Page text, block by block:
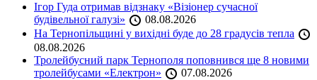
Ігор Гуда отримав відзнаку «Візіонер сучасної
будівельної галузі»
08.08.2026
На Тернопільщині у вихідні буде до 28 градусів тепла
08.08.2026
Тролейбусний парк Тернополя поповнився ще 8 новими
тролейбусами «Електрон»
07.08.2026